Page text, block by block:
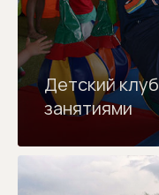
Детский
занятиями